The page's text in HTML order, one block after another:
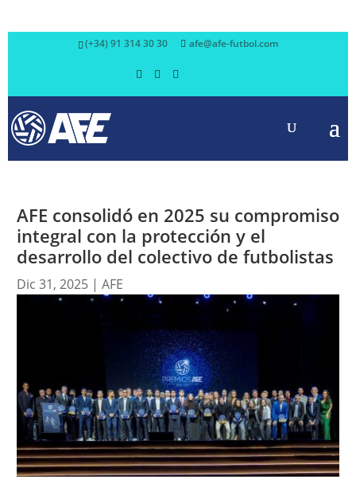
(+34) 91 314 30 30 afe@afe-futbol.com
AFE consolidó en 2025 su compromiso
integral con la protección y el
desarrollo del colectivo de futbolistas
Dic 31, 2025| AFE